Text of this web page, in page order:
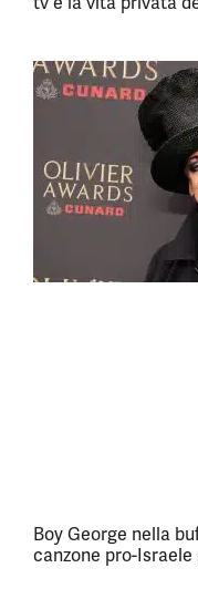
Boy George nella
canzone pro-